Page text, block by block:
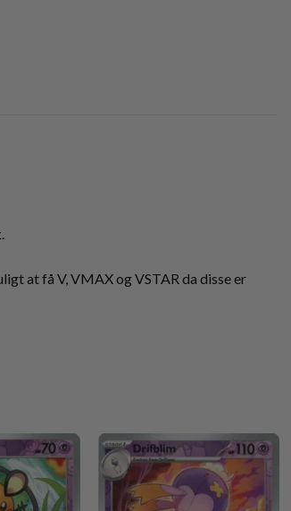
at få V, VMAX og VSTAR da disse er